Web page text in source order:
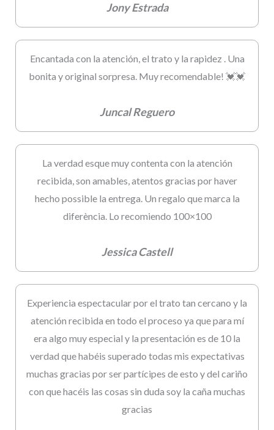
Jony Estrada
Encantada con la atención, el trato y la rapidez . Una
bonita y original sorpresa. Muy recomendable! 💓💓
Juncal Reguero
La verdad esque muy contenta con la atención
recibida, son amables, atentos gracias por haver
hecho possible la entrega. Un regalo que marca la
diferència. Lo recomiendo 100×100
Jessica Castell
Experiencia espectacular por el trato tan cercano y la
atención recibida en todo el proceso ya que para mí
era algo muy especial y la presentación es de 10 la
verdad que habéis superado todas mis expectativas
muchas gracias por ser partícipes de esto y del cariño
con que hacéis las cosas sin duda soy la caña muchas
gracias